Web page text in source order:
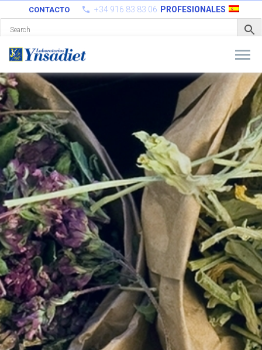
CONTACTO +34 916 83 83 06 PROFESIONALES